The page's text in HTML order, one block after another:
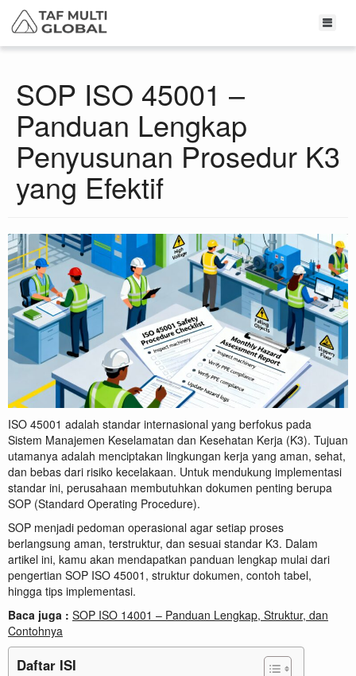
SOP ISO 45001 –
Panduan Lengkap
Penyusunan Prosedur K3
yang Efektif
ISO 45001 adalah standar internasional yang berfokus pada
Sistem Manajemen Keselamatan dan Kesehatan Kerja (K3). Tujuan
utamanya adalah menciptakan lingkungan kerja yang aman, sehat,
dan bebas dari risiko kecelakaan. Untuk mendukung implementasi
standar ini, perusahaan membutuhkan dokumen penting berupa
SOP (Standard Operating Procedure).
SOP menjadi pedoman operasional agar setiap proses
berlangsung aman, terstruktur, dan sesuai standar K3. Dalam
artikel ini, kamu akan mendapatkan panduan lengkap mulai dari
pengertian SOP ISO 45001, struktur dokumen, contoh tabel,
hingga tips implementasi.
Baca juga : SOP ISO 14001 – Panduan Lengkap, Struktur, dan
Contohnya
Daftar ISI